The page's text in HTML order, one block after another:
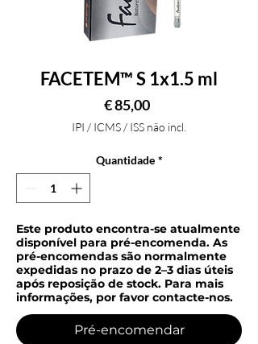
FACETEM™ S 1x1.5 ml
€ 85,00Preço
IPI / ICMS / ISS não incl.
Quantidade *
Este produto encontra-se atualmente
disponível para pré-encomenda. As
pré-encomendas são normalmente
expedidas no prazo de 2–3 dias úteis
após reposição de stock. Para mais
informações, por favor contacte-nos.
Pré-encomendar